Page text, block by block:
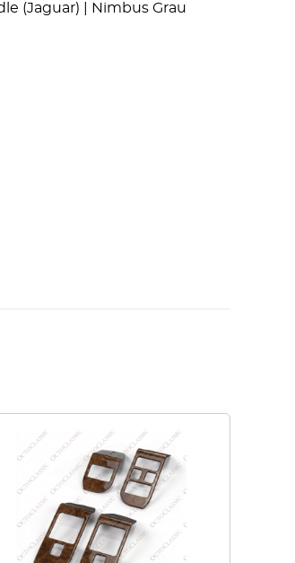
(Jaguar) | Nimbus Grau